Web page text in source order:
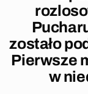
zostało
Pierwsze
w